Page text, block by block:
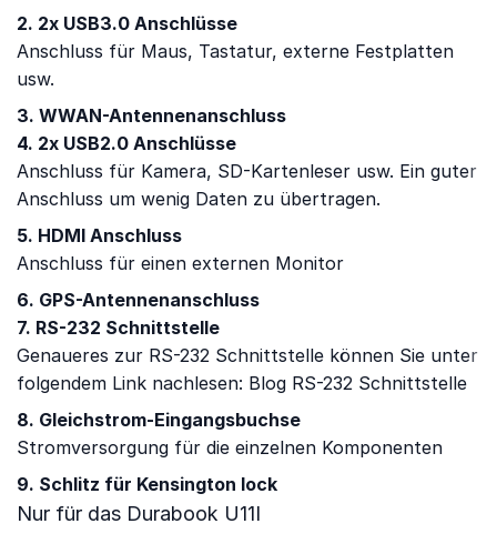
2. 2x USB3.0 Anschlüsse
Anschluss für Maus, Tastatur, externe Festplatten
usw.
3. WWAN-Antennenanschluss
4. 2x USB2.0 Anschlüsse
Anschluss für Kamera, SD-Kartenleser usw. Ein guter
Anschluss um wenig Daten zu übertragen.
5. HDMI Anschluss
Anschluss für einen externen Monitor
6. GPS-Antennenanschluss
7. RS-232 Schnittstelle
Genaueres zur RS-232 Schnittstelle können Sie unter
folgendem Link nachlesen: Blog RS-232 Schnittstelle
8. Gleichstrom-Eingangsbuchse
Stromversorgung für die einzelnen Komponenten
9. Schlitz für Kensington lock
Nur für das Durabook U11I